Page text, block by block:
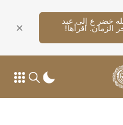
خضر ع إلى عبد
الزمان. اقرأها!